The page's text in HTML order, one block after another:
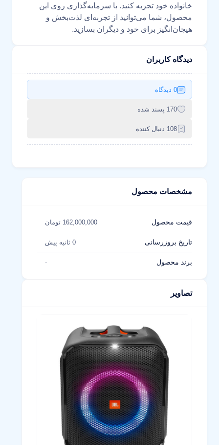
خانواده خود تجربه کنید. با سرمایه‌گذاری روی این
محصول، شما می‌توانید از تجربه‌ای لذت‌بخش و
هیجان‌انگیز برای خود و دیگران بسازید.
دیدگاه کاربران
0 دیدگاه
170 پسند شده
108 دنبال کننده
مشخصات محصول
قیمت محصول 162,000,000 تومان
تاریخ بروزرسانی 0 ثانیه پیش
برند محصول -
تصاویر